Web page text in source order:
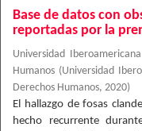
Base de datos con
reportadas por la
Universidad
Humanos (Universidad
Derechos Humanos, 2020)
El hallazgo de fosas
hecho recurrente